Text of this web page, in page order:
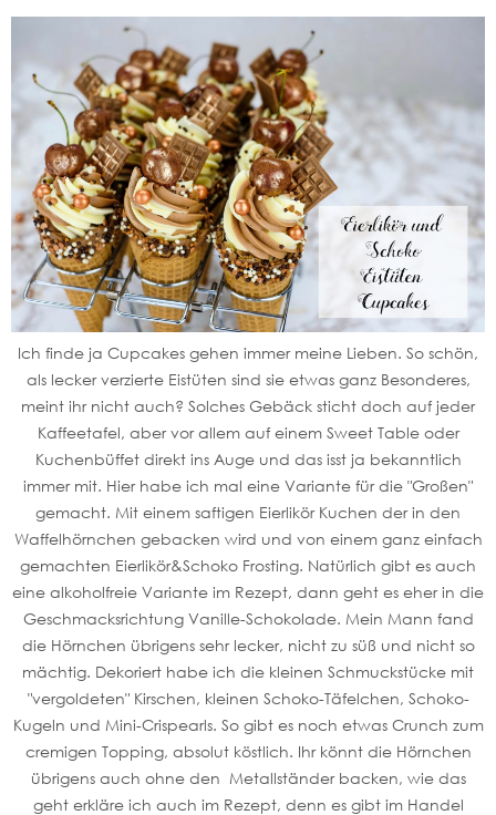
Ich finde ja Cupcakes gehen immer meine Lieben. So schön,
als lecker verzierte Eistüten sind sie etwas ganz Besonderes,
meint ihr nicht auch? Solches Gebäck sticht doch auf jeder
Kaffeetafel, aber vor allem auf einem Sweet Table oder
Kuchenbüffet direkt ins Auge und das isst ja bekanntlich
immer mit. Hier habe ich mal eine Variante für die "Großen"
gemacht. Mit einem saftigen Eierlikör Kuchen der in den
Waffelhörnchen gebacken wird und von einem ganz einfach
gemachten Eierlikör&Schoko Frosting. Natürlich gibt es auch
eine alkoholfreie Variante im Rezept, dann geht es eher in die
Geschmacksrichtung Vanille-Schokolade. Mein Mann fand
die Hörnchen übrigens sehr lecker, nicht zu süß und nicht so
mächtig. Dekoriert habe ich die kleinen Schmuckstücke mit
"vergoldeten" Kirschen, kleinen Schoko-Täfelchen, Schoko-
Kugeln und Mini-Crispearls. So gibt es noch etwas Crunch zum
cremigen Topping, absolut köstlich. Ihr könnt die Hörnchen
übrigens auch ohne den Metallständer backen, wie das
geht erkläre ich auch im Rezept, denn es gibt im Handel